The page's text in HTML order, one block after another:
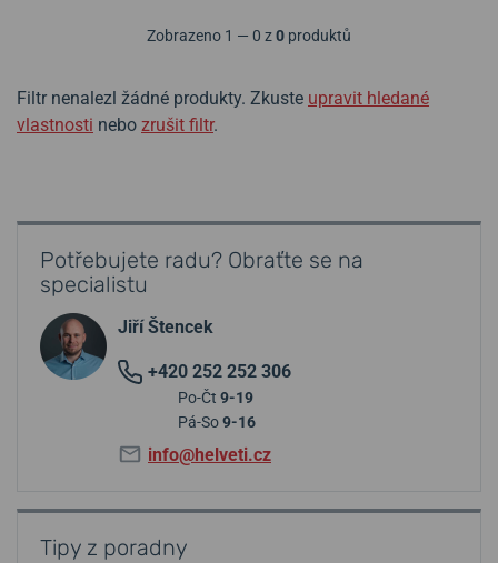
Zobrazeno 1 — 0 z0 produktů
Filtr nenalezl žádné produkty. Zkuste upravit hledané
vlastnosti nebo zrušit filtr.
Potřebujete radu? Obraťte se na
specialistu
Jiří Štencek
+420 252 252 306
Po-Čt 9-19
Pá-So9-16
info@helveti.cz
Tipy z poradny